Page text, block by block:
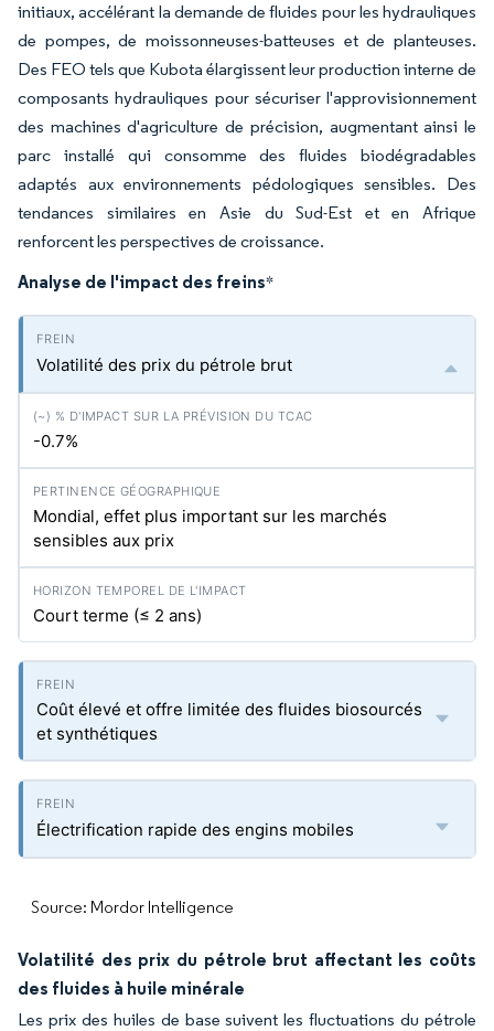
initiaux, accélérant la demande de fluides pour les hydrauliques
de pompes, de moissonneuses-batteuses et de planteuses.
Des FEO tels que Kubota élargissent leur production interne de
composants hydrauliques pour sécuriser l'approvisionnement
des machines d'agriculture de précision, augmentant ainsi le
parc installé qui consomme des fluides biodégradables
adaptés aux environnements pédologiques sensibles. Des
tendances similaires en Asie du Sud-Est et en Afrique
renforcent les perspectives de croissance.
Analyse de l'impact des freins*
Volatilité des prix du pétrole brut
-0.7%
Mondial, effet plus important sur les marchés
sensibles aux prix
Court terme (≤ 2 ans)
Coût élevé et offre limitée des fluides biosourcés
et synthétiques
Électrification rapide des engins mobiles
Source: Mordor Intelligence
Volatilité des prix du pétrole brut affectant les coûts
des fluides à huile minérale
Les prix des huiles de base suivent les fluctuations du pétrole